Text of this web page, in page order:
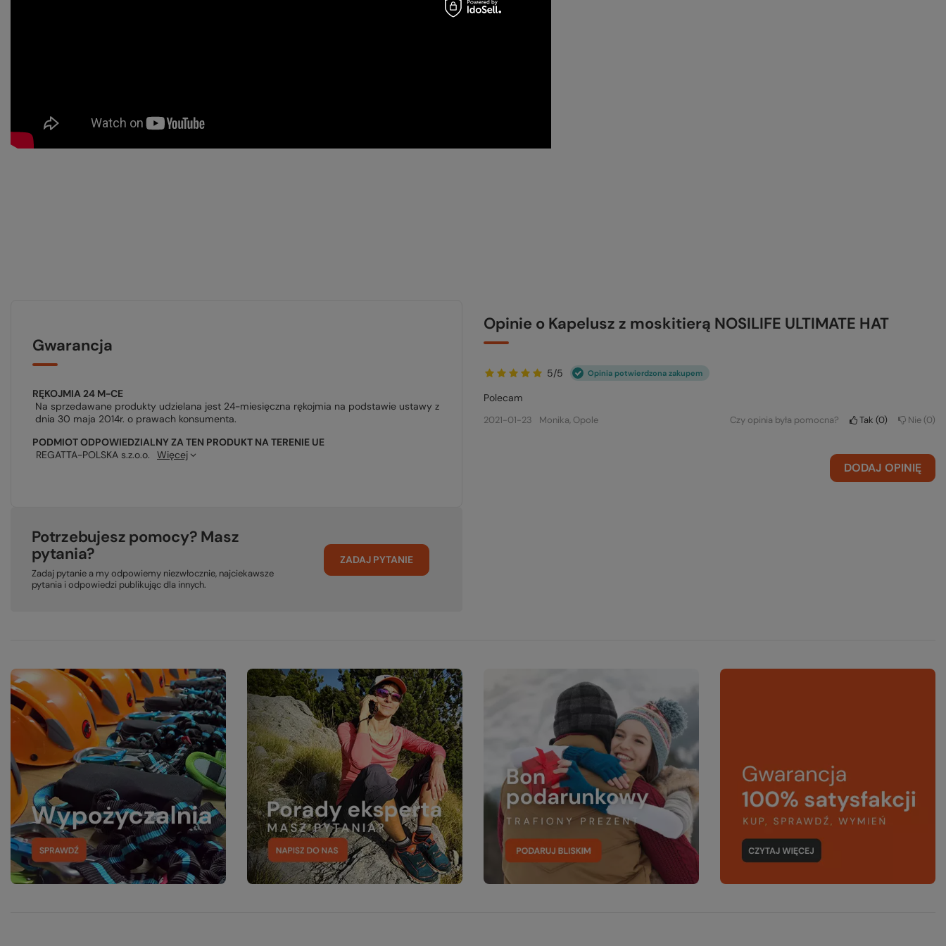
Gwarancja
RĘKOJMIA 24 M-CE
Na sprzedawane produkty udzielana jest 24-miesięczna rękojmia na podstawie ustawy z
dnia 30 maja 2014r. o prawach konsumenta.
PODMIOT ODPOWIEDZIALNY ZA TEN PRODUKT NA TERENIE UE
REGATTA-POLSKA s.z.o.o.
Więcej
Potrzebujesz pomocy? Masz
pytania?
Zadaj pytanie a my odpowiemy niezwłocznie, najciekawsze
pytania i odpowiedzi publikując dla innych.
ZADAJ PYTANIE
Opinie o Kapelusz z moskitierą NOSILIFE ULTIMATE HAT
5/5 Opinia potwierdzona zakupem
Polecam
2021-01-23 Monika, Opole Czy opinia była pomocna? Tak 0 Nie 0
DODAJ OPINIĘ